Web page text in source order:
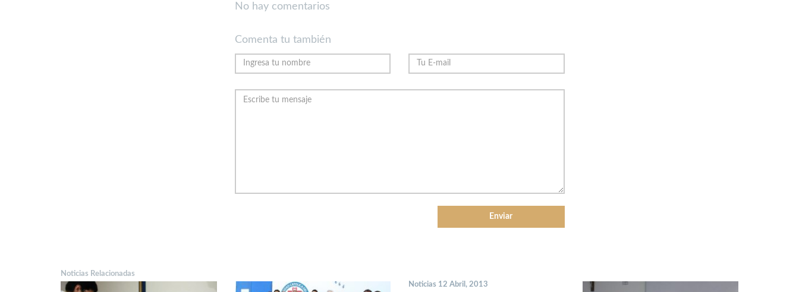
No hay comentarios
Comenta tu también
Noticias Relacionadas
Noticias 12 Abril, 2013